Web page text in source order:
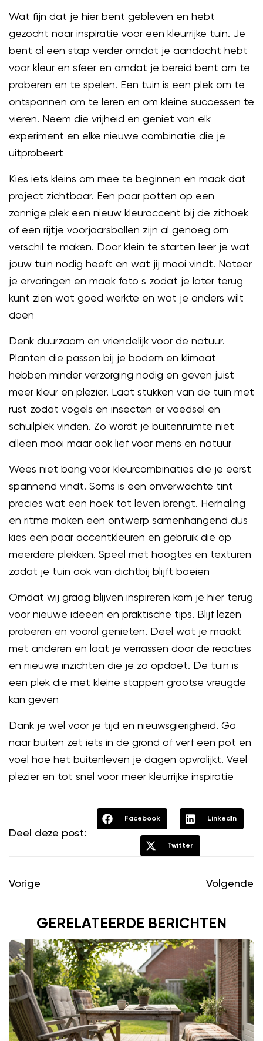
Wat fijn dat je hier bent gebleven en hebt
gezocht naar inspiratie voor een kleurrijke tuin. Je
bent al een stap verder omdat je aandacht hebt
voor kleur en sfeer en omdat je bereid bent om te
proberen en te spelen. Een tuin is een plek om te
ontspannen om te leren en om kleine successen te
vieren. Neem die vrijheid en geniet van elk
experiment en elke nieuwe combinatie die je
uitprobeert
Kies iets kleins om mee te beginnen en maak dat
project zichtbaar. Een paar potten op een
zonnige plek een nieuw kleuraccent bij de zithoek
of een rijtje voorjaarsbollen zijn al genoeg om
verschil te maken. Door klein te starten leer je wat
jouw tuin nodig heeft en wat jij mooi vindt. Noteer
je ervaringen en maak foto s zodat je later terug
kunt zien wat goed werkte en wat je anders wilt
doen
Denk duurzaam en vriendelijk voor de natuur.
Planten die passen bij je bodem en klimaat
hebben minder verzorging nodig en geven juist
meer kleur en plezier. Laat stukken van de tuin met
rust zodat vogels en insecten er voedsel en
schuilplek vinden. Zo wordt je buitenruimte niet
alleen mooi maar ook lief voor mens en natuur
Wees niet bang voor kleurcombinaties die je eerst
spannend vindt. Soms is een onverwachte tint
precies wat een hoek tot leven brengt. Herhaling
en ritme maken een ontwerp samenhangend dus
kies een paar accentkleuren en gebruik die op
meerdere plekken. Speel met hoogtes en texturen
zodat je tuin ook van dichtbij blijft boeien
Omdat wij graag blijven inspireren kom je hier terug
voor nieuwe ideeën en praktische tips. Blijf lezen
proberen en vooral genieten. Deel wat je maakt
met anderen en laat je verrassen door de reacties
en nieuwe inzichten die je zo opdoet. De tuin is
een plek die met kleine stappen grootse vreugde
kan geven
Dank je wel voor je tijd en nieuwsgierigheid. Ga
naar buiten zet iets in de grond of verf een pot en
voel hoe het buitenleven je dagen opvrolijkt. Veel
plezier en tot snel voor meer kleurrijke inspiratie
Deel deze post:
Facebook LinkedIn
Twitter
Vorige Volgende
GERELATEERDE BERICHTEN